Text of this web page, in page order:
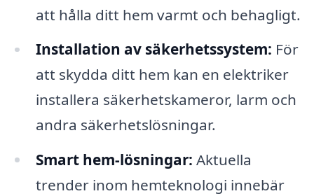
att hålla ditt hem varmt och behagligt.
Installation av säkerhetssystem: För
att skydda ditt hem kan en elektriker
installera säkerhetskameror, larm och
andra säkerhetslösningar.
Smart hem-lösningar: Aktuella
trender inom hemteknologi innebär